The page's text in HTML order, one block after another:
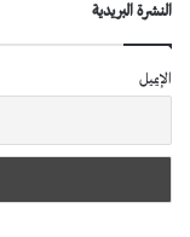
النشرة البريدية
الإيميل